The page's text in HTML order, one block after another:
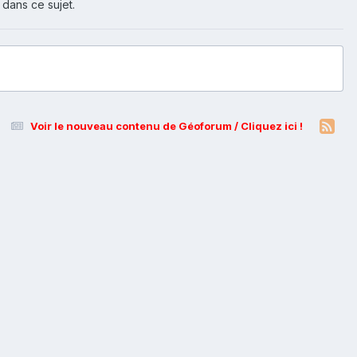
ce sujet.
Voir le nouveau contenu de Géoforum / Cliquez ici !